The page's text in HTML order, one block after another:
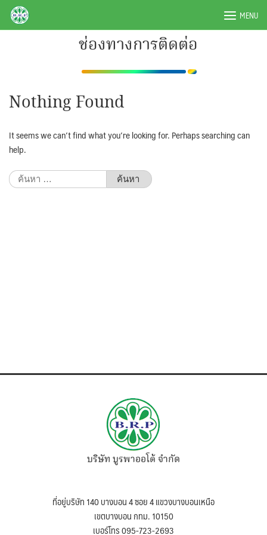
SkipBRPAUTO.COM MENU
ช่องทางการติดต่อ
Nothing Found
It seems we can’t find what you’re looking for. Perhaps searching can
help.
ค้นหา
สำหรับ:
บริษัท บูรพาออโต้ จำกัด
ที่อยู่บริษัท 140 บางบอน 4 ซอย 4 แขวงบางบอนเหนือ
เขตบางบอน กทม. 10150
เบอร์โทร 095-723-2693